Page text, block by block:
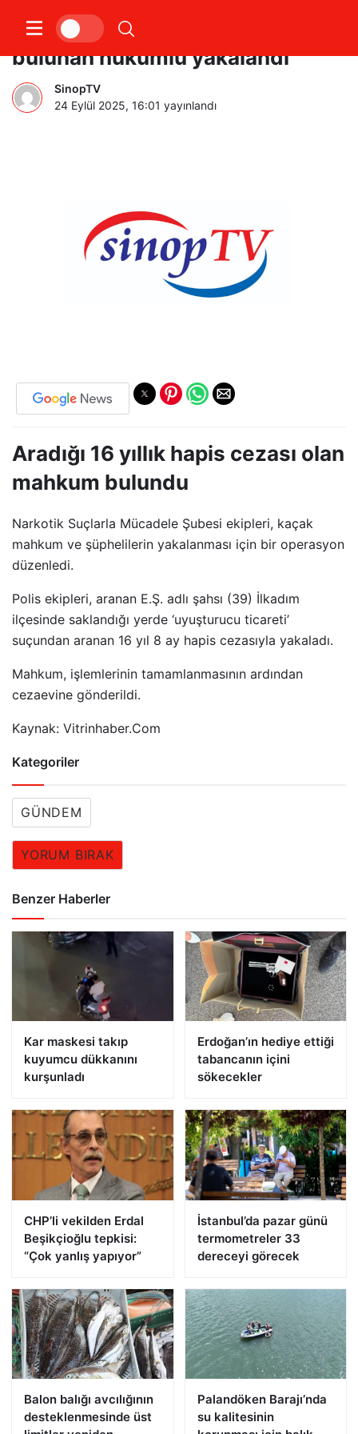
16 yıl kesinleşmiş hapis cezası
bulunan hükümlü yakalandı
SinopTV
24 Eylül 2025, 16:01 yayınlandı
Aradığı 16 yıllık hapis cezası olan
mahkum bulundu
Narkotik Suçlarla Mücadele Şubesi ekipleri, kaçak
mahkum ve şüphelilerin yakalanması için bir operasyon
düzenledi.
Polis ekipleri, aranan E.Ş. adlı şahsı (39) İlkadım
ilçesinde saklandığı yerde ‘uyuşturucu ticareti’
suçundan aranan 16 yıl 8 ay hapis cezasıyla yakaladı.
Mahkum, işlemlerinin tamamlanmasının ardından
cezaevine gönderildi.
Kaynak: Vitrinhaber.Com
Kategoriler
GÜNDEM
YORUM BIRAK
Benzer Haberler
Kar maskesi takıp
kuyumcu dükkanını
kurşunladı
Erdoğan’ın hediye ettiği
tabancanın içini
sökecekler
CHP’li vekilden Erdal
Beşikçioğlu tepkisi:
“Çok yanlış yapıyor”
İstanbul’da pazar günü
termometreler 33
dereceyi görecek
Balon balığı avcılığının
desteklenmesinde üst
Palandöken Barajı’nda
su kalitesinin